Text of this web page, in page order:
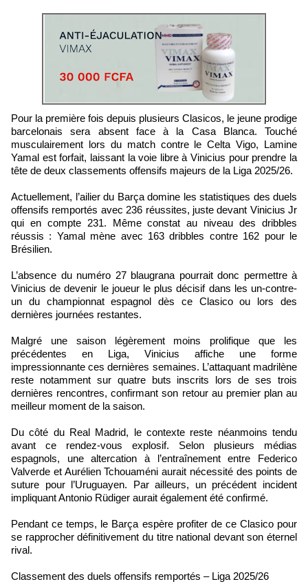
Pour la première fois depuis plusieurs Clasicos, le jeune prodige
barcelonais sera absent face à la Casa Blanca. Touché
musculairement lors du match contre le Celta Vigo, Lamine
Yamal est forfait, laissant la voie libre à Vinicius pour prendre la
tête de deux classements offensifs majeurs de la Liga 2025/26.
Actuellement, l’ailier du Barça domine les statistiques des duels
offensifs remportés avec 236 réussites, juste devant Vinicius Jr
qui en compte 231. Même constat au niveau des dribbles
réussis : Yamal mène avec 163 dribbles contre 162 pour le
Brésilien.
L’absence du numéro 27 blaugrana pourrait donc permettre à
Vinicius de devenir le joueur le plus décisif dans les un-contre-
un du championnat espagnol dès ce Clasico ou lors des
dernières journées restantes.
Malgré une saison légèrement moins prolifique que les
précédentes en Liga, Vinicius affiche une forme
impressionnante ces dernières semaines. L’attaquant madrilène
reste notamment sur quatre buts inscrits lors de ses trois
dernières rencontres, confirmant son retour au premier plan au
meilleur moment de la saison.
Du côté du Real Madrid, le contexte reste néanmoins tendu
avant ce rendez-vous explosif. Selon plusieurs médias
espagnols, une altercation à l’entraînement entre Federico
Valverde et Aurélien Tchouaméni aurait nécessité des points de
suture pour l’Uruguayen. Par ailleurs, un précédent incident
impliquant Antonio Rüdiger aurait également été confirmé.
Pendant ce temps, le Barça espère profiter de ce Clasico pour
se rapprocher définitivement du titre national devant son éternel
rival.
Classement des duels offensifs remportés – Liga 2025/26